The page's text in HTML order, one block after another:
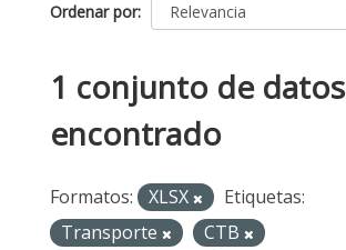
Ordenar por
1 conjunto de datos
encontrado
Formatos: XLSX
Etiquetas:
Transporte
CTB